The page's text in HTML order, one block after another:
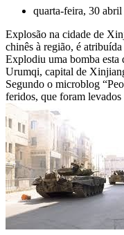
quarta-feira, 30
Explosão na cidade de
chinês à região, é
Explodiu uma bomba esta
Urumqi, capital de
Segundo o microblog
feridos, que foram levados